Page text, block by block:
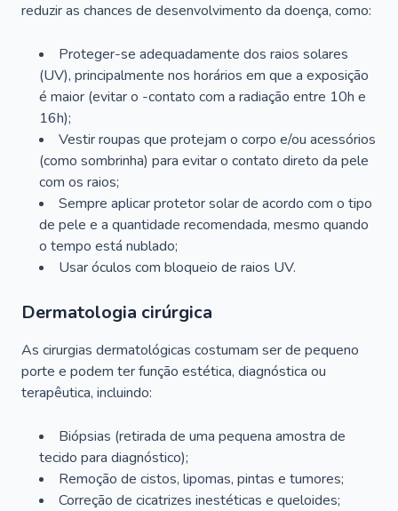
reduzir as chances de desenvolvimento da doença, como:
Proteger-se adequadamente dos raios solares
(UV), principalmente nos horários em que a exposição
é maior (evitar o -contato com a radiação entre 10h e
16h);
Vestir roupas que protejam o corpo e/ou acessórios
(como sombrinha) para evitar o contato direto da pele
com os raios;
Sempre aplicar protetor solar de acordo com o tipo
de pele e a quantidade recomendada, mesmo quando
o tempo está nublado;
Usar óculos com bloqueio de raios UV.
Dermatologia cirúrgica
As cirurgias dermatológicas costumam ser de pequeno
porte e podem ter função estética, diagnóstica ou
terapêutica, incluindo:
Biópsias (retirada de uma pequena amostra de
tecido para diagnóstico);
Remoção de cistos, lipomas, pintas e tumores;
Correção de cicatrizes inestéticas e queloides;